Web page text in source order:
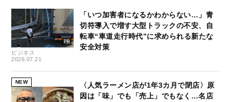
ビジネス
2026.07.21
「いつ加害者になるかわからない…」青
切符導入で増す大型トラックの不安、自
転車“車道走行時代”に求められる新たな
安全対策
NEW
〈人気ラーメン店が1年3カ月で閉店〉原
因は「味」でも「売上」でもなく…名店